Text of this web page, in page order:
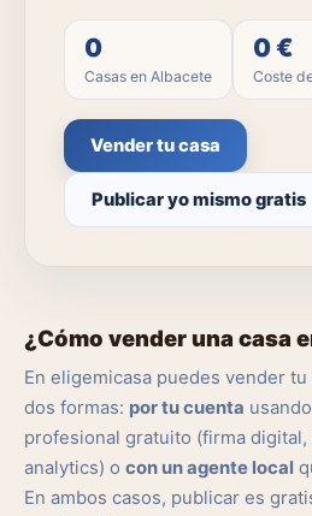
0
Casas en Albacete
0 €
Coste
Vender tu casa
Publicar yo mismo gratis
¿Cómo vender una casa
En eligemicasa puedes vender
dos formas: por tu cuenta
profesional gratuito (firma digital,
analytics) o con un agente local
En ambos casos, publicar es